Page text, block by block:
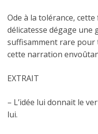
Ode à la tolérance,
délicatesse dégage une
suffisamment rare pour
cette narration
EXTRAIT
– L’idée lui donnait le
lui.